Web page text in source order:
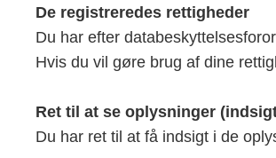
De registreredes rettigheder
Du har efter
Hvis du vil gøre brug af dine
Ret til at se oplysninger
Du har ret til at få indsigt i de